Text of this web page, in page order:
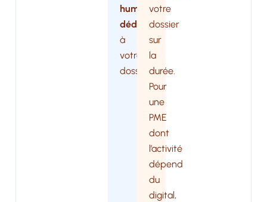
humain
dédié
à
votre
dossier.
votre
dossier
sur
la
durée.
Pour
une
PME
dont
l’activité
dépend
du
digital,